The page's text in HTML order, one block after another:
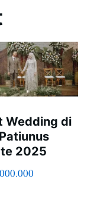
Wedding di
2025